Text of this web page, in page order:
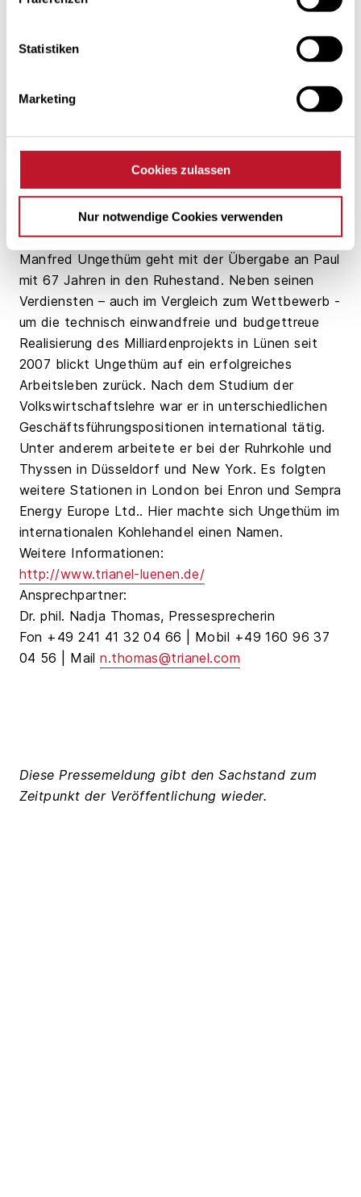
Statistiken
Marketing
Cookies zulassen
Nur notwendige Cookies verwenden
Beteiligungsgesellschaft Verwaltungs GmbH.
Steinkohlekraftwerk Europas leiten zu können
mir auch eine Herzensangelegenheit“, so Paul.
„Gemeinsam mit den Mitarbeitern in Lünen und den
für uns tätigen Dienstleistern werden wir weiter an
der optimalen Auslastung, der Flexibilität und der
Effizienz der Anlage arbeiten und uns im Sinne der
31 Gesellschafter an der stetigen technischen und
wirtschaftlichen Verbesserung der Anlage messen
lassen“, so Paul weiter.
Manfred Ungethüm geht mit der Übergabe an Paul
mit 67 Jahren in den Ruhestand. Neben seinen
Verdiensten – auch im Vergleich zum Wettbewerb -
um die technisch einwandfreie und budgettreue
Realisierung des Milliardenprojekts in Lünen seit
2007 blickt Ungethüm auf ein erfolgreiches
Arbeitsleben zurück. Nach dem Studium der
Volkswirtschaftslehre war er in unterschiedlichen
Geschäftsführungspositionen international tätig.
Unter anderem arbeitete er bei der Ruhrkohle und
Thyssen in Düsseldorf und New York. Es folgten
weitere Stationen in London bei Enron und Sempra
Energy Europe Ltd.. Hier machte sich Ungethüm im
internationalen Kohlehandel einen Namen.
Weitere Informationen:
http://www.trianel-luenen.de/
Ansprechpartner:
Dr. phil. Nadja Thomas, Pressesprecherin
Fon +49 241 41 32 04 66 | Mobil +49 160 96 37
04 56 | Mailn.thomas@trianel.com
Diese Pressemeldung gibt den Sachstand zum
Zeitpunkt der Veröffentlichung wieder.